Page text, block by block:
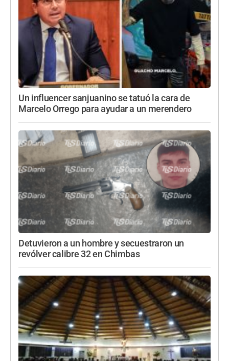
Un influencer sanjuanino se tatuó la cara de
Marcelo Orrego para ayudar a un merendero
Detuvieron a un hombre y secuestraron un
revólver calibre 32 en Chimbas